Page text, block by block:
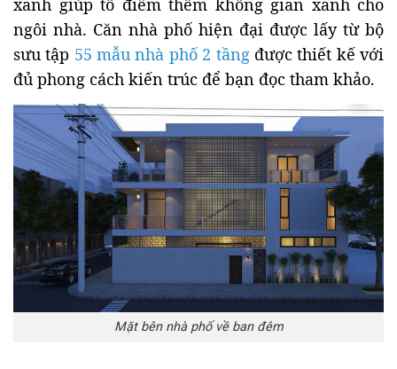
ngôi nhà. Căn nhà phố hiện đại được lấy từ bộ
sưu tập 55 mẫu nhà phố 2 tầngđược thiết kế với
đủ phong cách kiến trúc để bạn đọc tham khảo.
Mặt bên nhà phố về ban đêm